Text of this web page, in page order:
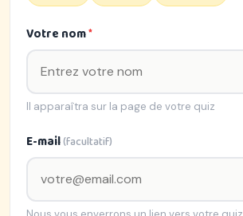
Votre nom*
Il apparaîtra sur la page de votre quiz
E-mail(facultatif)